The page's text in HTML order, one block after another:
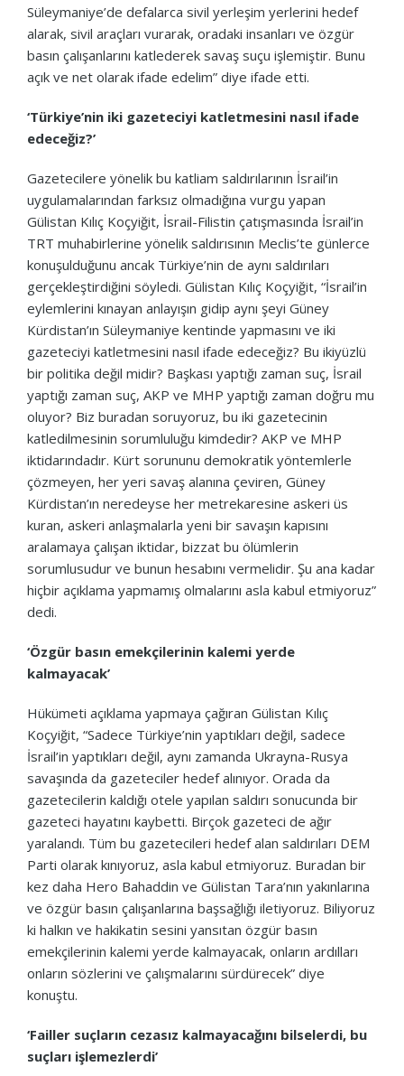
Süleymaniye’de defalarca sivil yerleşim yerlerini hedef
alarak, sivil araçları vurarak, oradaki insanları ve özgür
basın çalışanlarını katlederek savaş suçu işlemiştir. Bunu
açık ve net olarak ifade edelim” diye ifade etti.
‘Türkiye’nin iki gazeteciyi katletmesini nasıl ifade
edeceğiz?’
Gazetecilere yönelik bu katliam saldırılarının İsrail’in
uygulamalarından farksız olmadığına vurgu yapan
Gülistan Kılıç Koçyiğit, İsrail-Filistin çatışmasında İsrail’in
TRT muhabirlerine yönelik saldırısının Meclis’te günlerce
konuşulduğunu ancak Türkiye’nin de aynı saldırıları
gerçekleştirdiğini söyledi. Gülistan Kılıç Koçyiğit, “İsrail’in
eylemlerini kınayan anlayışın gidip aynı şeyi Güney
Kürdistan’ın Süleymaniye kentinde yapmasını ve iki
gazeteciyi katletmesini nasıl ifade edeceğiz? Bu ikiyüzlü
bir politika değil midir? Başkası yaptığı zaman suç, İsrail
yaptığı zaman suç, AKP ve MHP yaptığı zaman doğru mu
oluyor? Biz buradan soruyoruz, bu iki gazetecinin
katledilmesinin sorumluluğu kimdedir? AKP ve MHP
iktidarındadır. Kürt sorununu demokratik yöntemlerle
çözmeyen, her yeri savaş alanına çeviren, Güney
Kürdistan’ın neredeyse her metrekaresine askeri üs
kuran, askeri anlaşmalarla yeni bir savaşın kapısını
aralamaya çalışan iktidar, bizzat bu ölümlerin
sorumlusudur ve bunun hesabını vermelidir. Şu ana kadar
hiçbir açıklama yapmamış olmalarını asla kabul etmiyoruz”
dedi.
‘Özgür basın emekçilerinin kalemi yerde
kalmayacak’
Hükümeti açıklama yapmaya çağıran Gülistan Kılıç
Koçyiğit, “Sadece Türkiye’nin yaptıkları değil, sadece
İsrail’in yaptıkları değil, aynı zamanda Ukrayna-Rusya
savaşında da gazeteciler hedef alınıyor. Orada da
gazetecilerin kaldığı otele yapılan saldırı sonucunda bir
gazeteci hayatını kaybetti. Birçok gazeteci de ağır
yaralandı. Tüm bu gazetecileri hedef alan saldırıları DEM
Parti olarak kınıyoruz, asla kabul etmiyoruz. Buradan bir
kez daha Hero Bahaddin ve Gülistan Tara’nın yakınlarına
ve özgür basın çalışanlarına başsağlığı iletiyoruz. Biliyoruz
ki halkın ve hakikatin sesini yansıtan özgür basın
emekçilerinin kalemi yerde kalmayacak, onların ardılları
onların sözlerini ve çalışmalarını sürdürecek” diye
konuştu.
‘Failler suçların cezasız kalmayacağını bilselerdi, bu
suçları işlemezlerdi’